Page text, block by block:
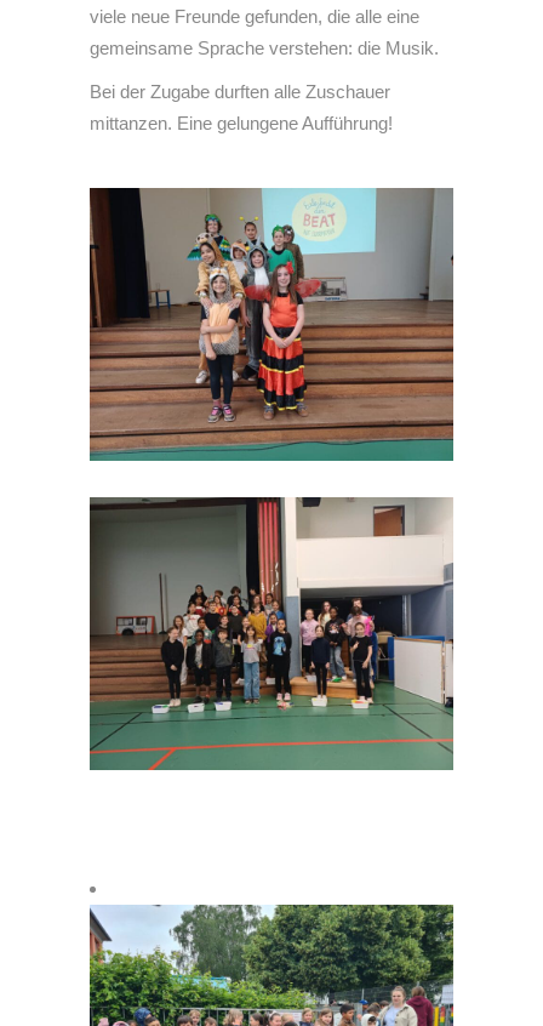
viele neue Freunde gefunden, die alle eine
gemeinsame Sprache verstehen: die Musik.
Bei der Zugabe durften alle Zuschauer
mittanzen. Eine gelungene Aufführung!